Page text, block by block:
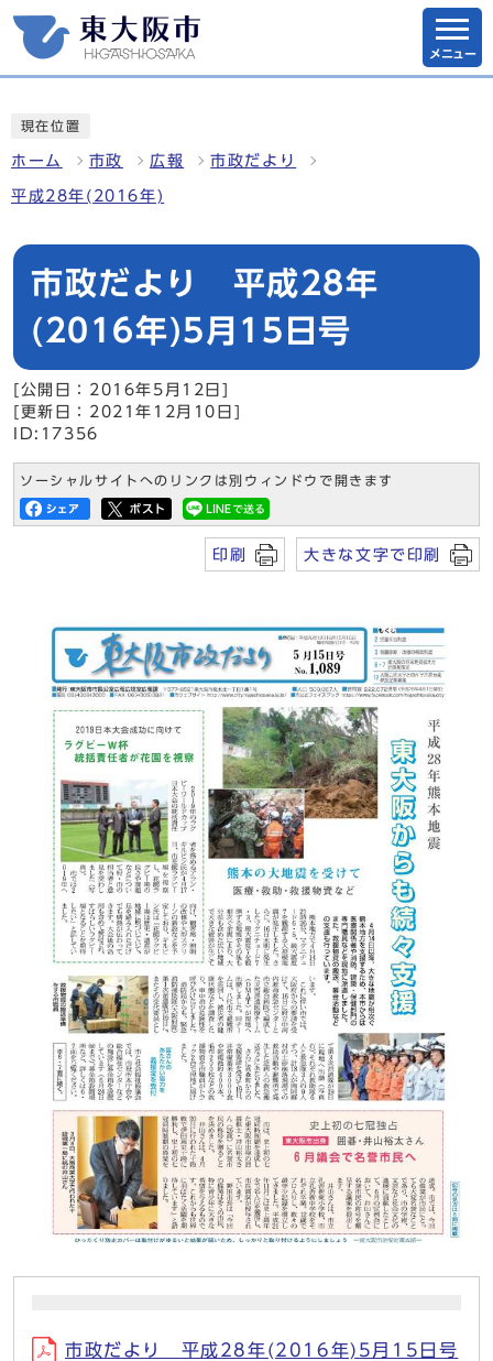
メニュー
現在位置
ホーム 市政 広報 市政だより
平成28年(2016年)
市政だより 平成28年
(2016年)5月15日号
[公開日：2016年5月12日]
[更新日：2021年12月10日]
ID:17356
ソーシャルサイトへのリンクは別ウィンドウで開きます
印刷 大きな文字で印刷
市政だより 平成28年(2016年)5月15日号